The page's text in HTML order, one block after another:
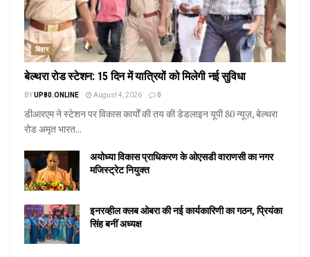
बिहार
बेल्थरा रोड स्टेशन: 15 दिन में यात्रियों को मिलेगी नई सुविधा
BYUP80.ONLINE August 4, 2026 0
डीआरएम ने स्टेशन पर विकास कार्यों की तय की डेडलाइन यूपी 80 न्यूज़, बेल्थरा
रोड अमृत भारत...
अयोध्या विकास प्राधिकरण के ओएसडी वाराणसी का नगर
मजिस्ट्रेट नियुक्त
इनरव्हील क्लब ओबरा की नई कार्यकारिणी का गठन, प्रियंका
सिंह बनीं अध्यक्ष